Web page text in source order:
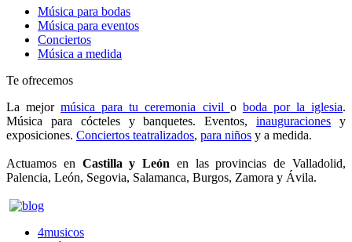
Música para bodas
Música para eventos
Conciertos
Música a medida
Te ofrecemos
La mejormúsica para tu ceremonia civil o boda por la iglesia.
Música para cócteles y banquetes. Eventos,inauguraciones y
exposiciones. Conciertos teatralizados, para niños y a medida.
Actuamos en Castilla y León en las provincias de Valladolid,
Palencia, León, Segovia, Salamanca, Burgos, Zamora y Ávila.
4musicos